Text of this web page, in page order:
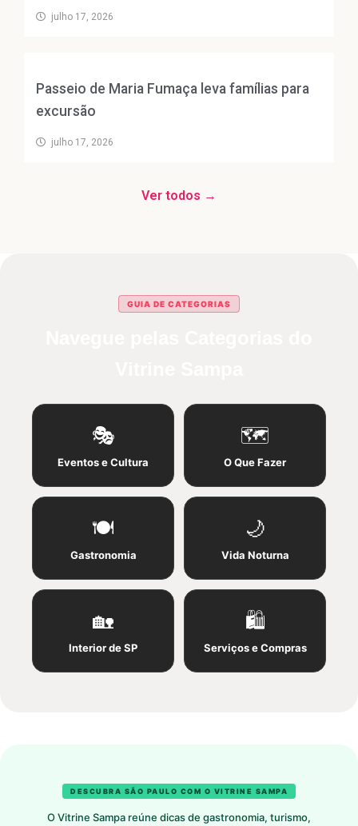
julho 17, 2026
Passeio de Maria Fumaça leva famílias para
excursão
julho 17, 2026
Ver todos →
GUIA DE CATEGORIAS
🎭
Eventos e Cultura
🗺️
O Que Fazer
🍽️
Gastronomia
🌙
Vida Noturna
🏡
Interior de SP
🛍️
Serviços e Compras
DESCUBRA SÃO PAULO COM O VITRINE SAMPA
O Vitrine Sampa reúne dicas de gastronomia, turismo,